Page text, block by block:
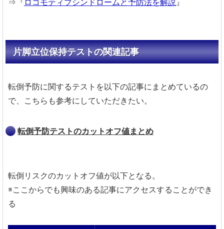
⇒『 ロコモティブシンドロームと予防法を解説』
片脚立位保持テストの関連記事
転倒予防に関するテストを以下の記事にまとめているの
で、こちらも参考にしていただきたい。
転倒予防テストのカットオフ値まとめ
転倒リスクのカットオフ値が以下となる。
※ここからでも興味のある記事にアクセスすることができ
る